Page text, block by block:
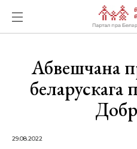
Абвешчана
беларускага
29.08.2022